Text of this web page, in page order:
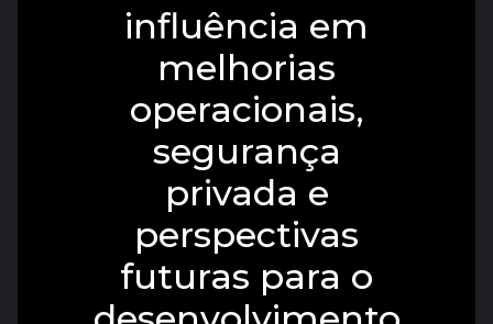
influência em
melhorias
operacionais,
segurança
privada e
perspectivas
futuras para o